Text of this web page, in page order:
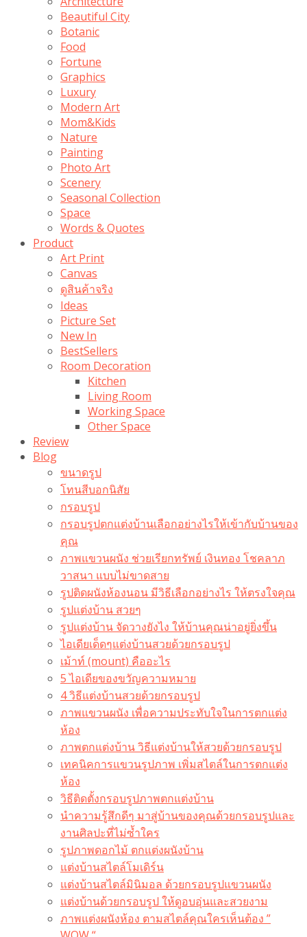
Beautiful City
Botanic
Food
Fortune
Graphics
Luxury
Modern Art
Mom&Kids
Nature
Painting
Photo Art
Scenery
Seasonal Collection
Space
Words & Quotes
Product
Art Print
Canvas
ดูสินค้าจริง
Ideas
Picture Set
New In
BestSellers
Room Decoration
Kitchen
Living Room
Working Space
Other Space
Review
Blog
ขนาดรูป
โทนสีบอกนิสัย
กรอบรูป
กรอบรูปตกแต่งบ้านเลือกอย่างไรให้เข้ากับบ้านของ
คุณ
ภาพแขวนผนัง ช่วยเรียกทรัพย์ เงินทอง โชคลาภ
วาสนา แบบไม่ขาดสาย
รูปติดผนังห้องนอน มีวิธีเลือกอย่างไร ให้ตรงใจคุณ
รูปแต่งบ้าน สวยๆ
รูปแต่งบ้าน จัดวางยังไง ให้บ้านคุณน่าอยู่ยิ่งขึ้น
ไอเดียเด็ดๆแต่งบ้านสวยด้วยกรอบรูป
เม้าท์ (mount) คืออะไร​
5 ไอเดียของขวัญความหมาย
4 วิธีแต่งบ้านสวยด้วยกรอบรูป
ภาพแขวนผนัง เพื่อความประทับใจในการตกแต่ง
ห้อง
ภาพตกแต่งบ้าน วิธีแต่งบ้านให้สวยด้วยกรอบรูป
เทคนิคการแขวนรูปภาพ เพิ่มสไตล์ในการตกแต่ง
ห้อง
วิธีติดตั้งกรอบรูปภาพตกแต่งบ้าน
นำความรู้สึกดีๆ มาสู่บ้านของคุณด้วยกรอบรูปและ
งานศิลปะที่ไม่ซ้ำใคร
รูปภาพดอกไม้ ตกแต่งผนังบ้าน
แต่งบ้านสไตล์โมเดิร์น
แต่งบ้านสไตล์มินิมอล ด้วยกรอบรูปแขวนผนัง
แต่งบ้านด้วยกรอบรูป ให้ดูอบอุ่นและสวยงาม
ภาพแต่งผนังห้อง ตามสไตล์คุณใครเห็นต้อง ”